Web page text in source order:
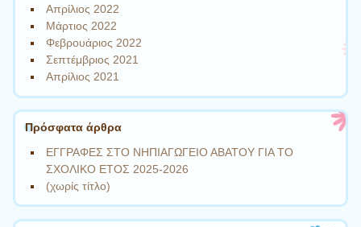
Απρίλιος 2022
Μάρτιος 2022
Φεβρουάριος 2022
Σεπτέμβριος 2021
Απρίλιος 2021
Πρόσφατα άρθρα
ΕΓΓΡΑΦΕΣ ΣΤΟ ΝΗΠΙΑΓΩΓΕΙΟ ΑΒΑΤΟΥ ΓΙΑ ΤΟ
ΣΧΟΛΙΚΟ ΕΤΟΣ 2025-2026
(χωρίς τίτλο)